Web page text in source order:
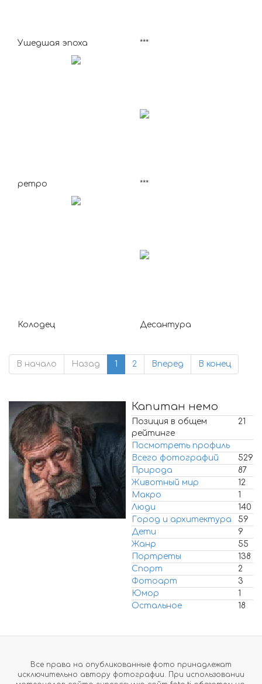
Ушедшая эпоха ***
ретро ***
Колодец Десантура
В начало Назад 1 2 Вперед В конец
Капитан немо
Позиция в общем
рейтинге
21
Посмотреть профиль
Всего фотографий
529
Природа
87
Животный мир
12
Макро
1
Люди
140
Город и архитектура
59
Дети
9
Жанр
55
Портреты
138
Спорт
2
Фотоарт
3
Юмор
1
Остальное
18
Все права на опубликованные фото принадлежат
исключительно автору фотографии. При использовании